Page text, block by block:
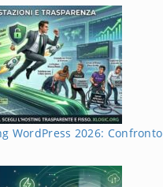
WordPress 2026: Confronto